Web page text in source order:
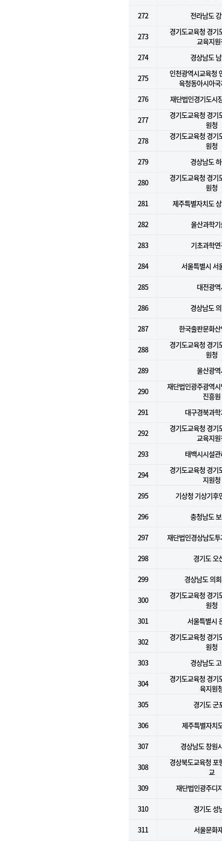
272 전라남도
273
경기도교육청 경기
교육지
274
경상남도
275
인천광역시교육청
육청동아시아
276
재단법인경기도시
277
경기도교육청 경기
원청
278
경기도교육청 경기
원청
279
경상남도
280
경기도교육청 경기
원청
281
제주특별자치도
282 울산과학
283 기초과학
284 서울특별시 서
285 대전광
286 경상남도
287 한국출판문화
288
경기도교육청 경기
원청
289
울산광
290
재단법인광주광역
진흥원
291
대구경북과
292
경기도교육청 경기
교육지
293
태백시시설
294
경기도교육청 경기
지원청
295
기상청 기상기후
296 충청남도
297 재단법인경상남도
298 경기도 오
299 경상남도 의
300
경기도교육청 경기
원청
301
서울특별시
302
경기도교육청 경기
원청
303
경상남도
304
경기도교육청 경기
육지원
305
경기도 군
306 제주특별자치
307 경상남도 창원
308
경상북도교육청 포
교
309
재단법인광주디
310 경기도 성
311 서울문화